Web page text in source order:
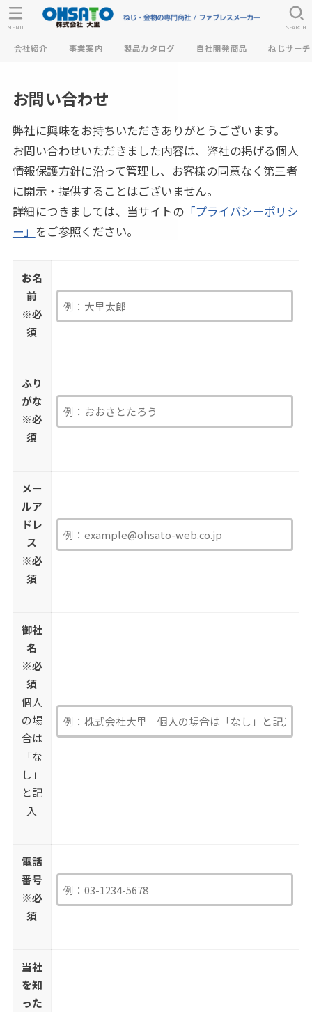
会社紹介 事業案内 製品カタログ 自社開発商品 ねじサーチ
SEARCH
MENU
お問い合わせ
弊社に興味をお持ちいただきありがとうございます。
お問い合わせいただきました内容は、弊社の掲げる個人
情報保護方針に沿って管理し、お客様の同意なく第三者
に開示・提供することはございません。
詳細につきましては、当サイトの 「プライバシーポリシ
ー」 をご参照ください。
お名
前
※必
須
ふり
がな
※必
須
メー
ルア
ドレ
ス
※必
須
御社
名
※必
須
個人
の場
合は
「な
し」
と記
入
電話
番号
※必
須
当社
を知
った